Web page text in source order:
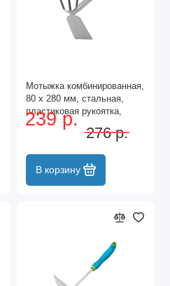
Мотыжка комбинированная,
80 х 280 мм, стальная,
пластиковая рукоятка,
Connect, Palisad
239 р.
276 р.
В корзину